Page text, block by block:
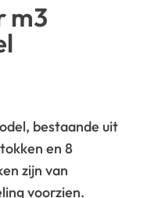
m3
bestaande uit
en 8
zijn van
voorzien.